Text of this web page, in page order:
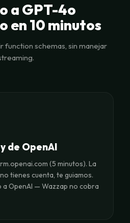
a GPT-4o
en 10 minutos
function schemas, sin manejar
de OpenAI
(5 minutos). La
tienes cuenta, te guiamos.
OpenAI — Wazzap no cobra